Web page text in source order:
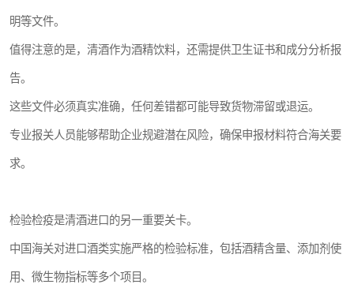
明等文件。
值得注意的是，清酒作为酒精饮料，还需提供卫生证书和成分分析报
告。
这些文件必须真实准确，任何差错都可能导致货物滞留或退运。
专业报关人员能够帮助企业规避潜在风险，确保申报材料符合海关要
求。
检验检疫是清酒进口的另一重要关卡。
中国海关对进口酒类实施严格的检验标准，包括酒精含量、添加剂使
用、微生物指标等多个项目。